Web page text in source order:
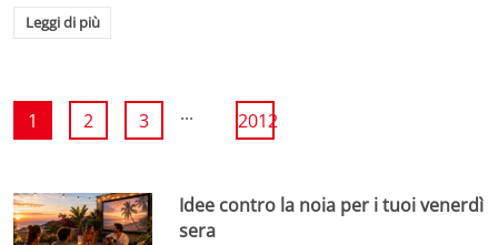
Leggi di più
1 2 3 ... 2012
Idee contro la noia per i tuoi venerdì
sera